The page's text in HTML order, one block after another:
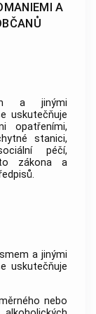
A
a jinými
uskutečňuje
opatřeními,
stanici,
péčí,
zákona a
a jinými
uskutečňuje
nebo